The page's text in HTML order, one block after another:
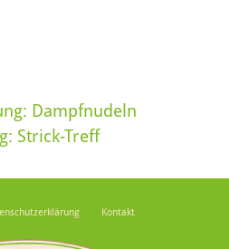
Dampfnudeln
Strick-Treff
Kontakt